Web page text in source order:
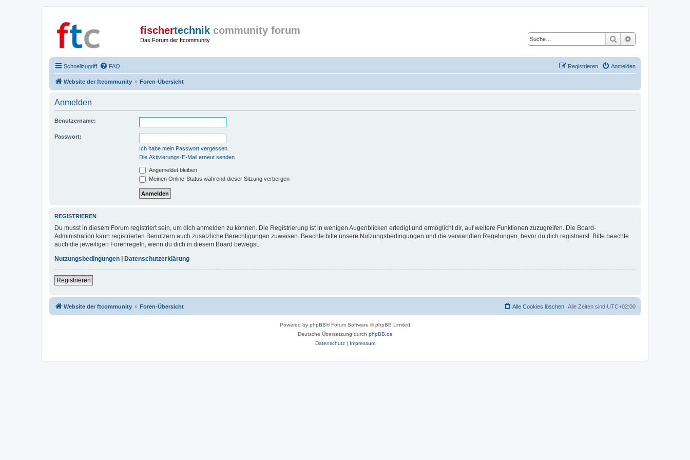
fischertechnik community forum
Das Forum der ftcommunity Suche
Schnellzugriff FAQ Anmelden
Registrieren
Website der ftcommunity Foren-Übersicht
Anmelden
Benutzername:
Passwort:
Ich habe mein Passwort vergessen
Die Aktivierungs-E-Mail erneut senden
Angemeldet bleiben
Meinen Online-Status während dieser Sitzung verbergen
REGISTRIEREN
Du musst in diesem Forum registriert sein, um dich anmelden zu können. Die Registrierung ist in wenigen Augenblicken erledigt und ermöglicht dir, auf weitere Funktionen zuzugreifen. Die Board-
Administration kann registrierten Benutzern auch zusätzliche Berechtigungen zuweisen. Beachte bitte unsere Nutzungsbedingungen und die verwandten Regelungen, bevor du dich registrierst. Bitte beachte
auch die jeweiligen Forenregeln, wenn du dich in diesem Board bewegst.
Nutzungsbedingungen
Datenschutzerklärung
Registrieren
Website der ftcommunity Foren-Übersicht Alle Zeiten sind UTC+02:00
Alle Cookies löschen
Powered by phpBB® Forum Software © phpBB Limited
Deutsche Übersetzung durch phpBB.de
Datenschutz| Impressum